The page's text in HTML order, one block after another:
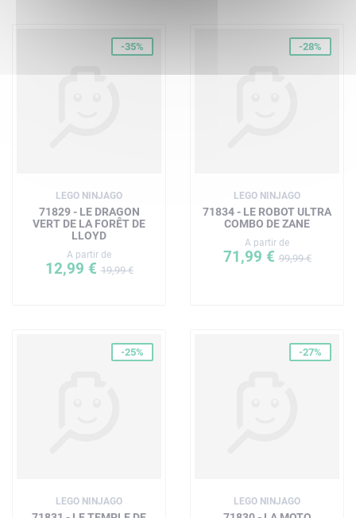
-35%
LEGO NINJAGO
71829 - LE DRAGON
VERT DE LA FORÊT DE
LLOYD
A partir de
12,99 €19,99 €
-28%
LEGO NINJAGO
71834 - LE ROBOT ULTRA
COMBO DE ZANE
A partir de
71,99 €99,99 €
-25%
LEGO NINJAGO
-27%
LEGO NINJAGO